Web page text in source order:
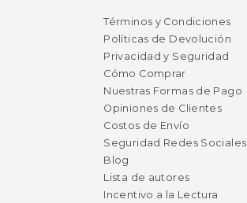
Términos y Condiciones
Políticas de Devolución
Privacidad y Seguridad
Cómo Comprar
Nuestras Formas de Pago
Opiniones de Clientes
Costos de Envío
Seguridad Redes Sociales
Blog
Lista de autores
Incentivo a la Lectura